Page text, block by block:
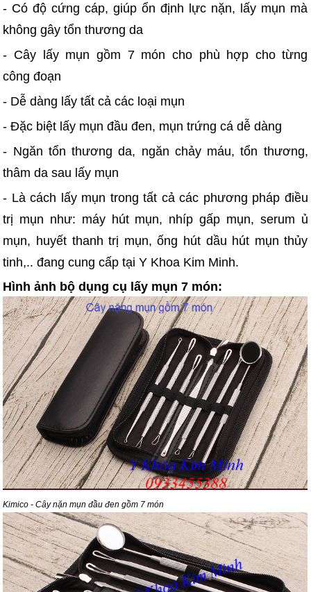
- Có độ cứng cáp, giúp ổn định lực nặn, lấy mụn mà
không gây tổn thương da
- Cây lấy mụn gồm 7 món cho phù hợp cho từng
công đoạn
- Dễ dàng lấy tất cả các loại mụn
- Đặc biệt lấy mụn đầu đen, mụn trứng cá dễ dàng
- Ngăn tổn thương da, ngăn chảy máu, tổn thương,
thâm da sau lấy mụn
- Là cách lấy mụn trong tất cả các phương pháp điều
trị mụn như: máy hút mụn, nhíp gấp mụn, serum ủ
mụn, huyết thanh trị mụn, ống hút dầu hút mụn thủy
tinh,.. đang cung cấp tại Y Khoa Kim Minh.
Hình ảnh bộ dụng cụ lấy mụn 7 món:
Kimico - Cây nặn mụn đầu đen gồm 7 món